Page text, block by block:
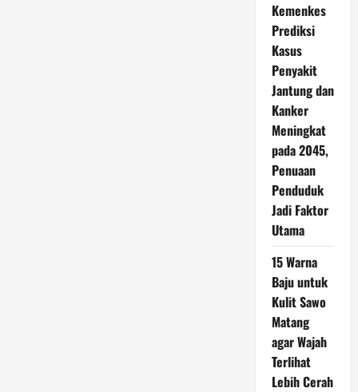
Kemenkes
Prediksi
Kasus
Penyakit
Jantung dan
Kanker
Meningkat
pada 2045,
Penuaan
Penduduk
Jadi Faktor
Utama
15 Warna
Baju untuk
Kulit Sawo
Matang
agar Wajah
Terlihat
Lebih Cerah